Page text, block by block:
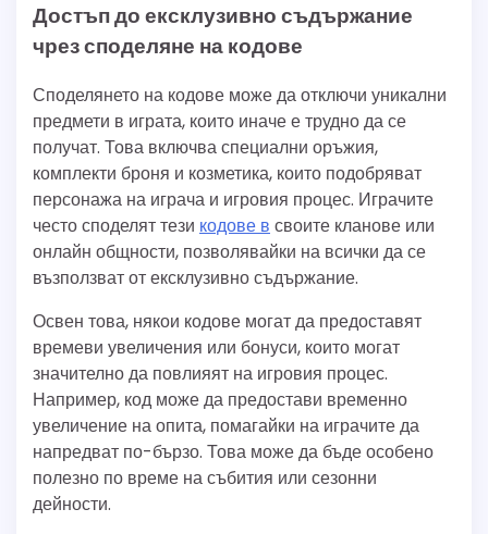
Достъп до ексклузивно съдържание
чрез споделяне на кодове
Споделянето на кодове може да отключи уникални
предмети в играта, които иначе е трудно да се
получат. Това включва специални оръжия,
комплекти броня и козметика, които подобряват
персонажа на играча и игровия процес. Играчите
често споделят тези кодове в своите кланове или
онлайн общности, позволявайки на всички да се
възползват от ексклузивно съдържание.
Освен това, някои кодове могат да предоставят
времеви увеличения или бонуси, които могат
значително да повлияят на игровия процес.
Например, код може да предостави временно
увеличение на опита, помагайки на играчите да
напредват по-бързо. Това може да бъде особено
полезно по време на събития или сезонни
дейности.